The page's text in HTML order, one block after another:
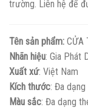
trường. Liên hệ để
Tên sản phẩm: CỬA
Nhãn hiệu: Gia Phát
Xuất xứ: Việt Nam
Kích thước: Đa
Màu sắc: Đa dạng